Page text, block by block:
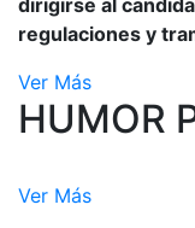
dirigirse al
regulaciones y
Ver Más
HUMOR
Ver Más